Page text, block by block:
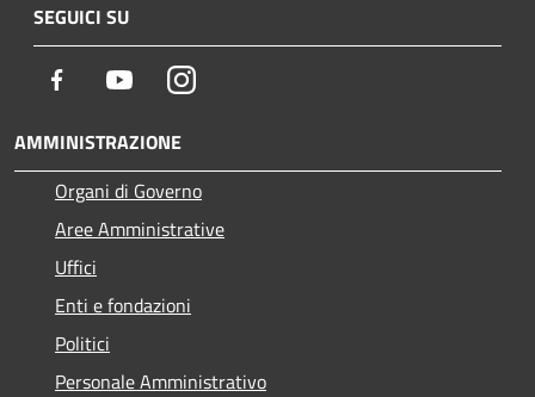
SEGUICI SU
Facebook YoutubeInstagram
AMMINISTRAZIONE
Organi di Governo
Aree Amministrative
Uffici
Enti e fondazioni
Politici
Personale Amministrativo